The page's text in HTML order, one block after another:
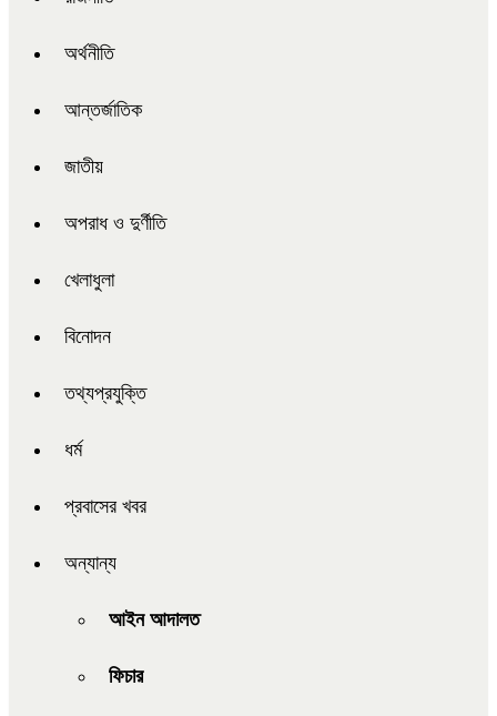
অর্থনীতি
আন্তর্জাতিক
জাতীয়
অপরাধ ও দুর্ণীতি
খেলাধুলা
বিনোদন
তথ্যপ্রযুক্তি
ধর্ম
প্রবাসের খবর
অন্যান্য
আইন আদালত
ফিচার